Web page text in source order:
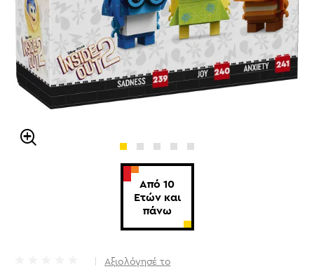
Από 10
Ετών και
πάνω
Αξιολόγησέ το